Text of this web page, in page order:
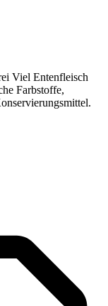
Viel Entenfleisch
Farbstoffe,